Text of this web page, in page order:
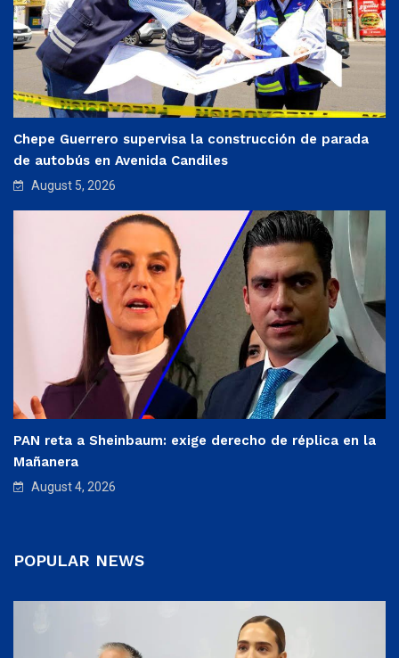
Chepe Guerrero supervisa la construcción de parada
de autobús en Avenida Candiles
August 5, 2026
PAN reta a Sheinbaum: exige derecho de réplica en la
Mañanera
August 4, 2026
POPULAR NEWS